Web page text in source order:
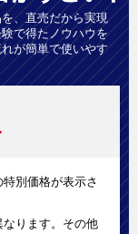
、直売だから実現
で得たノウハウを
が簡単で使いやす
別価格が表示さ
ります。その他